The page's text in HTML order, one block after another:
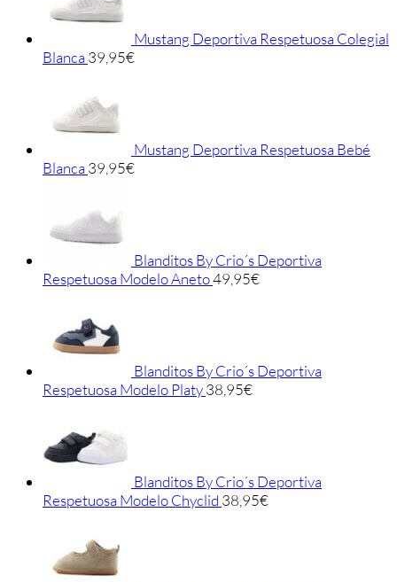
Mustang Deportiva Respetuosa Colegial
Blanca39,95€
Mustang Deportiva Respetuosa Bebé
Blanca39,95€
Blanditos By Crio´s Deportiva
Respetuosa Modelo Aneto49,95€
Blanditos By Crio´s Deportiva
Respetuosa Modelo Platy38,95€
Blanditos By Crio´s Deportiva
Respetuosa Modelo Chyclid 38,95€